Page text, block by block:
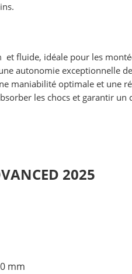
et fluide, idéale pour les
autonomie exceptionnelle
maniabilité optimale et une
les chocs et garantir
2025
mm